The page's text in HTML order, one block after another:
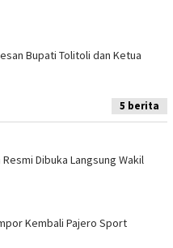
Bupati Tolitoli dan Ketua
5 berita
Dibuka Langsung Wakil
Kembali Pajero Sport